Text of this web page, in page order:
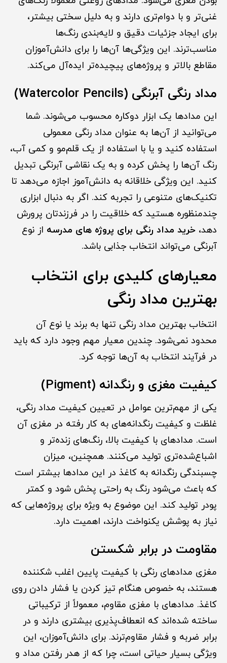
غنی‌تر و با دوام‌تری دارند و به دلیل سختی بیشتر،
برای ایجاد جزئیات دقیق و لایه‌بندی رنگ‌ها
مناسب‌ترند. این ویژگی‌ها آن‌ها را برای دانش‌آموزان
مقاطع بالاتر و پروژه‌های پیچیده‌تر ایده‌آل می‌کند.
مداد رنگی آبرنگی (Watercolor Pencils)
این مدادها یک ابزار دوکاره محسوب می‌شوند. شما
می‌توانید از آن‌ها به عنوان مداد رنگی معمولی
استفاده کنید و یا با استفاده از یک قلم‌مو و کمی آب،
رنگ آن‌ها را پخش کرده و به یک نقاشی آبرنگی تبدیل
کنید. این ویژگی خلاقانه به دانش‌آموز اجازه می‌دهد تا
تکنیک‌های متنوعی را تجربه کند. اگر به دنبال ابزاری
چندمنظوره هستید که خلاقیت را در فرزندتان پرورش
دهد، خرید مداد رنگی برای پروژه های مدرسه از نوع
آبرنگی می‌تواند انتخاب جذابی باشد.
معیارهای کلیدی برای انتخاب
بهترین مداد رنگی
انتخاب بهترین مداد رنگی تنها به برند یا نوع آن
محدود نمی‌شود. چندین معیار مهم وجود دارد که باید
در فرآیند انتخاب به آن‌ها توجه کرد.
کیفیت مغزی و رنگدانه (Pigment)
یکی از مهم‌ترین عوامل در تعیین کیفیت مداد رنگی،
غلظت و کیفیت رنگدانه‌های به کار رفته در مغزی آن
است. مدادهای با کیفیت بالا، رنگ‌های زنده‌تر و
اشباع‌شده‌تری تولید می‌کنند. همچنین، میزان
چسبندگی رنگدانه به کاغذ در این مدادها بیشتر است
که باعث می‌شود رنگ به راحتی پخش شود و کمتر
پودر تولید کند. این موضوع به ویژه برای پروژه‌هایی که
نیاز به پوشش یکنواخت دارند، اهمیت دارد.
مقاومت در برابر شکستن
مغزی مدادهای رنگی با کیفیت پایین اغلب شکننده
هستند، به خصوص هنگام تیز کردن یا فشار دادن روی
کاغذ. مدادهای با مغزی مقاوم، معمولاً از ترکیباتی
ساخته شده‌اند که انعطاف‌پذیری بیشتری دارند و در
برابر ضربه و فشار مقاوم‌ترند. برای دانش‌آموزان، این
ویژگی بسیار حیاتی است، چرا که از هدر رفتن مداد و